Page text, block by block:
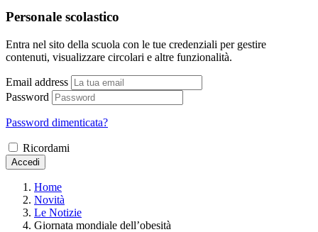
Personale scolastico
Entra nel sito della scuola con le tue credenziali per gestire
contenuti, visualizzare circolari e altre funzionalità.
Email address
Password
Password dimenticata?
Ricordami
Accedi
Home
Novità
Le Notizie
Giornata mondiale dell’obesità